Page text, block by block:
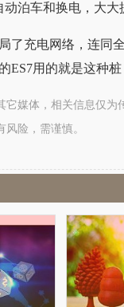
泊车和换电，大大
了充电网络，连同
ES7用的就是这种
它媒体，相关信息仅
险，需谨慎。